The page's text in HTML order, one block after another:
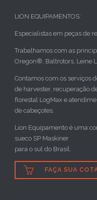
LION EQUIPAMENTOS:
Especialistas em peças de
Trabalhamos com as
Oregon®, Baltrotors, Leine
Contamos com os serviços
de harvester, recuperação
florestal LogMax e
de cabeçotes.
Lion Equipamento é uma
sueco SP Maskiner
para o sul do Brasil.
 FAÇA SUA